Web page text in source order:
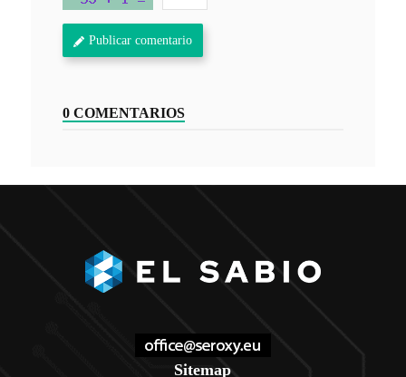
Publicar comentario
0 COMENTARIOS
Sitemap